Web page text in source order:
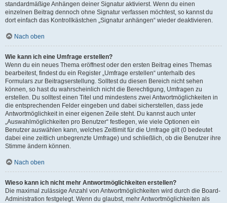
standardmäßige Anhängen deiner Signatur aktivierst. Wenn du einen
einzelnen Beitrag dennoch ohne Signatur verfassen möchtest, so kannst du
dort einfach das Kontrollkästchen „Signatur anhängen“ wieder deaktivieren.
Nach oben
Wie kann ich eine Umfrage erstellen?
Wenn du ein neues Thema eröffnest oder den ersten Beitrag eines Themas
bearbeitest, findest du ein Register „Umfrage erstellen“ unterhalb des
Formulars zur Beitragserstellung. Solltest du diesen Bereich nicht sehen
können, so hast du wahrscheinlich nicht die Berechtigung, Umfragen zu
erstellen. Du solltest einen Titel und mindestens zwei Antwortmöglichkeiten in
die entsprechenden Felder eingeben und dabei sicherstellen, dass jede
Antwortmöglichkeit in einer eigenen Zeile steht. Du kannst auch unter
„Auswahlmöglichkeiten pro Benutzer“ festlegen, wie viele Optionen ein
Benutzer auswählen kann, welches Zeitlimit für die Umfrage gilt (0 bedeutet
dabei eine zeitlich unbegrenzte Umfrage) und schließlich, ob die Benutzer ihre
Stimme ändern können.
Nach oben
Wieso kann ich nicht mehr Antwortmöglichkeiten erstellen?
Die maximal zulässige Anzahl von Antwortmöglichkeiten wird durch die Board-
Administration festgelegt. Wenn du glaubst, mehr Antwortmöglichkeiten als